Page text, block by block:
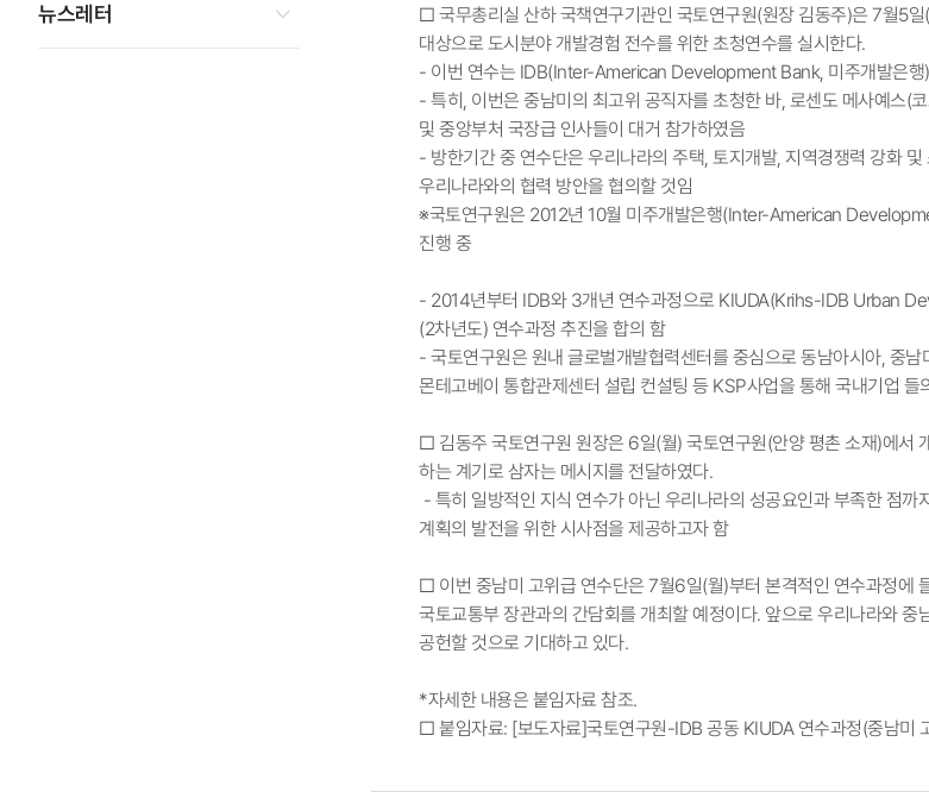
뉴스레터
□ 국무총리실 산하 국책연구기관인 국토연구원(원장 김동주)은 7월5
대상으로 도시분야 개발경험 전수를 위한 초청연수를 실시한다.
- 이번 연수는 IDB(Inter-American Development Bank, 미주개발은
- 특히, 이번은 중남미의 최고위 공직자를 초청한 바, 로센도 메사예스(
및 중앙부처 국장급 인사들이 대거 참가하였음
- 방한기간 중 연수단은 우리나라의 주택, 토지개발, 지역경쟁력 강화
우리나라와의 협력 방안을 협의할 것임
※국토연구원은 2012년 10월 미주개발은행(Inter-American
진행 중
- 2014년부터 IDB와 3개년 연수과정으로 KIUDA(Krihs-IDB Urban
(2차년도) 연수과정 추진을 합의 함
- 국토연구원은 원내 글로벌개발협력센터를 중심으로 동남아시아, 중
몬테고베이 통합관제센터 설립 컨설팅 등 KSP사업을 통해 국내기업
□ 김동주 국토연구원 원장은 6일(월) 국토연구원(안양 평촌 소재)에서
하는 계기로 삼자는 메시지를 전달하였다.
- 특히 일방적인 지식 연수가 아닌 우리나라의 성공요인과 부족한 점
계획의 발전을 위한 시사점을 제공하고자 함
□ 이번 중남미 고위급 연수단은 7월6일(월)부터 본격적인 연수과정에
국토교통부 장관과의 간담회를 개최할 예정이다. 앞으로 우리나라와
공헌할 것으로 기대하고 있다.
*자세한 내용은 붙임자료 참조.
□ 붙임자료: [보도자료]국토연구원-IDB 공동 KIUDA 연수과정(중남미